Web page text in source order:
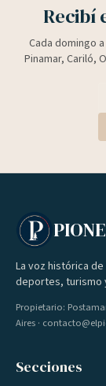
Recibí
Cada domingo
Pinamar, Cariló,
La voz histórica
deportes, turismo
Propietario: Postamar
Aires ·
Secciones